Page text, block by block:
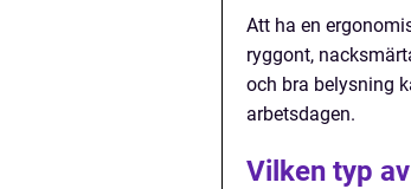
Att ha en
ryggont,
och bra belysning
arbetsdagen.
Vilken typ